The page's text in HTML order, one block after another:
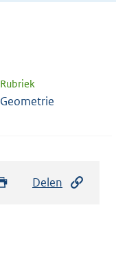
Rubriek
Geometrie
Delen